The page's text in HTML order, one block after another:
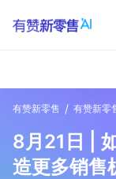
私域日历
有赞新零售 / 有赞新零
8月21日 |
造更多销售